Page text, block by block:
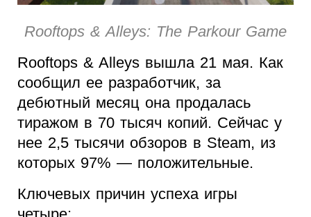
Rooftops & Alleys: The Parkour Game
Rooftops & Alleys вышла 21 мая. Как
сообщил ее разработчик, за
дебютный месяц она продалась
тиражом в 70 тысяч копий. Сейчас у
нее 2,5 тысячи обзоров в Steam, из
которых 97% — положительные.
Ключевых причин успеха игры